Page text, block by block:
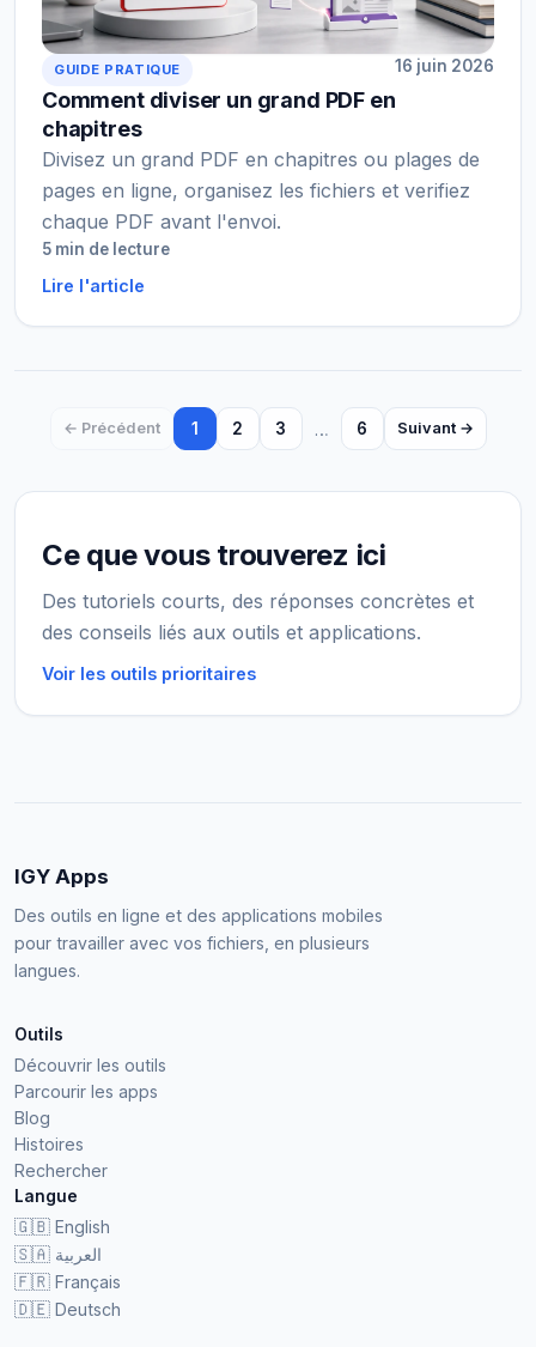
GUIDE PRATIQUE 16 juin 2026
Comment diviser un grand PDF en
chapitres
Divisez un grand PDF en chapitres ou plages de
pages en ligne, organisez les fichiers et verifiez
chaque PDF avant l'envoi.
5 min de lecture
Lire l'article
← Précédent 1 2 3 … 6 Suivant →
Ce que vous trouverez ici
Des tutoriels courts, des réponses concrètes et
des conseils liés aux outils et applications.
Voir les outils prioritaires
IGY Apps
Des outils en ligne et des applications mobiles
pour travailler avec vos fichiers, en plusieurs
langues.
Outils
Découvrir les outils
Parcourir les apps
Blog
Histoires
Rechercher
Langue
🇬🇧 English
🇸🇦 العربية
🇫🇷 Français
🇩🇪 Deutsch